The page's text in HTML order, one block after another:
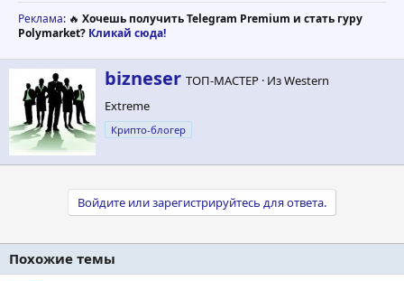
Реклама: 🔥 Хочешь получить Telegram Premium и стать гуру
Polymarket? Кликай сюда!
А
в
т
о
р
bizneser ТОП-МАСТЕР · ИзWestern
Extreme
Крипто-блогер
Войдите или зарегистрируйтесь для ответа.
Похожие темы